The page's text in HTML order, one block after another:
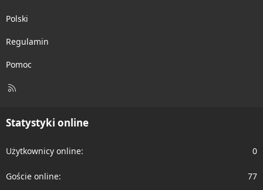
Polski
Regulamin
Pomoc
R
Statystyki online
Użytkownicy online 0
Goście online 77